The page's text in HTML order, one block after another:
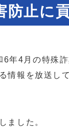
防止に
4月の特殊
情報を放送し
ました。